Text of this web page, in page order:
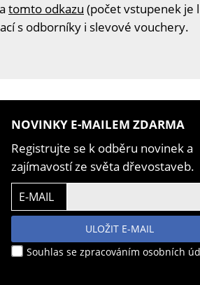
tomto odkazu (počet vstupenek je
s odborníky i slevové vouchery.
NOVINKY E-MAILEM ZDARMA
Registrujte se k odběru novinek a
zajímavostí ze světa dřevostaveb.
E-MAIL
ULOŽIT E-MAIL
Souhlas se zpracováním osobních